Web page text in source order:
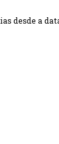
desde a